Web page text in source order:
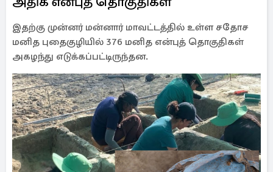
இதற்கு முன்னர் மன்னார் மாவட்டத்தில் உள்ள சதோச
மனித புதைகுழியில் 376 மனித என்புத் தொகுதிகள்
அகழந்து எடுக்கப்பட்டிருந்தன.